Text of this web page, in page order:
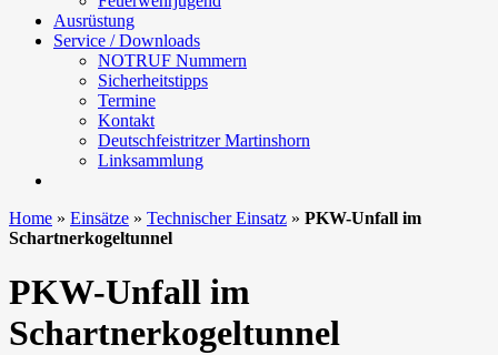
Ausrüstung
Service / Downloads
NOTRUF Nummern
Sicherheitstipps
Termine
Kontakt
Deutschfeistritzer Martinshorn
Linksammlung
Home » Einsätze » Technischer Einsatz » PKW-Unfall im
Schartnerkogeltunnel
PKW-Unfall im
Schartnerkogeltunnel